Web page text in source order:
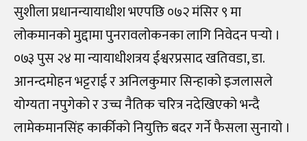
सुशीला प्रधानन्यायाधीश भएपछि ०७२ मंसिर ९ मा
लोकमानको मुद्दामा पुनरावलोकनका लागि निवेदन पर्‍यो ।
०७३ पुस २४ मा न्यायाधीशत्रय ईश्वरप्रसाद खतिवडा, डा.
आनन्दमोहन भट्टराई र अनिलकुमार सिन्हाको इजलासले
योग्यता नपुगेको र उच्च नैतिक चरित्र नदेखिएको भन्दै
लामेकमानसिंह कार्कीको नियुक्ति बदर गर्ने फैसला सुनायो ।